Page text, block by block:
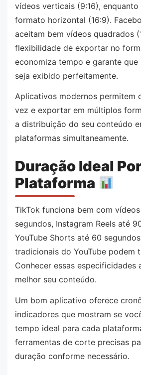
vídeos verticais (9:16), enquanto
formato horizontal (16:9).
aceitam bem vídeos quadrados
flexibilidade de exportar no
economiza tempo e garante que
seja exibido perfeitamente.
Aplicativos modernos permitem
vez e exportar em múltiplos
a distribuição do seu conteúdo
plataformas simultaneamente.
Duração Ideal
Plataforma
TikTok funciona bem com
segundos, Instagram Reels até
YouTube Shorts até 60
tradicionais do YouTube podem
Conhecer essas especificidades
melhor seu conteúdo.
Um bom aplicativo oferece
indicadores que mostram se
tempo ideal para cada
ferramentas de corte precisas
duração conforme necessário.